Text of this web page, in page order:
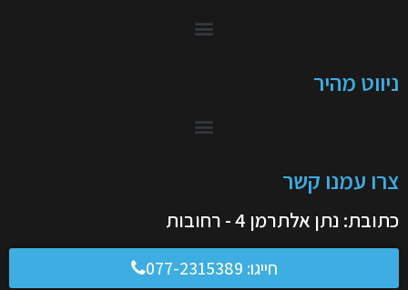
ניווט מהיר
צרו עמנו קשר
כתובת: נתן אלתרמן 4 - רחובות
חייגו: 077-2315389